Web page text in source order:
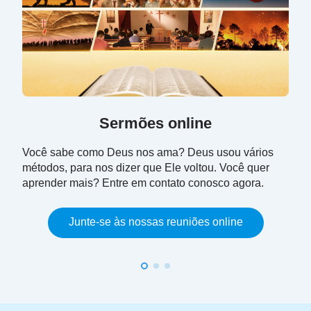
que ela tem a dizer, depois me dê a gravação de
sua conversa”. Eu concordei porque temia que
minha mãe tinha se desviado.
Como previsto, assim que cheguei em casa, minha
como Deus Todo-Poderoso e que, nos últimos dias,
Deus Todo-Poderoso estava expressando muitas
palavras e realizando a obra de julgamento, a
começar pela casa de Deus, a fim de purificar e
mudar o homem e para salvá-lo completamente dos
laços do pecado. Ela continuou dizendo que este
humanidade e que, se o perdêssemos, não
Sermões online
Você sabe como Deus nos ama? Deus usou vários
métodos, para nos dizer que Ele voltou. Você quer
aprender mais? Entre em contato conosco agora.
Junte-se às nossas reuniões online